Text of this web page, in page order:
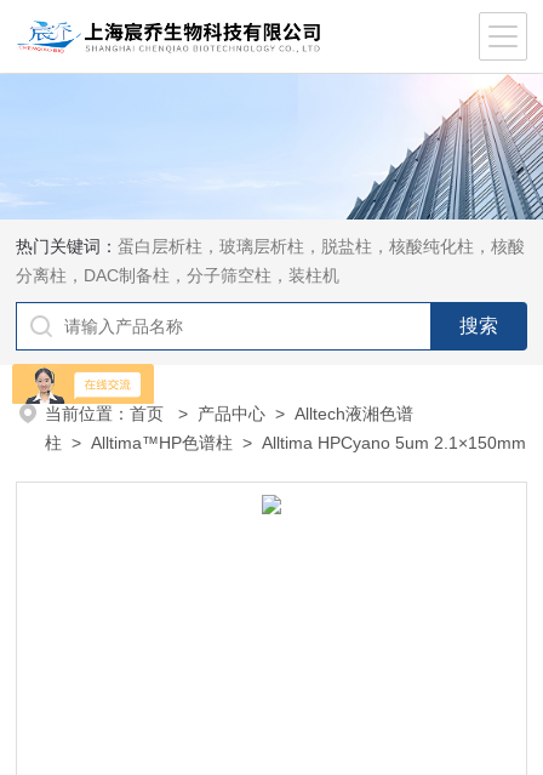
热门关键词：蛋白层析柱，玻璃层析柱，脱盐柱，核酸纯化柱，核酸
分离柱，DAC制备柱，分子筛空柱，装柱机
当前位置：首页 > 产品中心 >Alltech液湘色谱
柱 >Alltima™HP色谱柱 > Alltima HPCyano 5um 2.1×150mm